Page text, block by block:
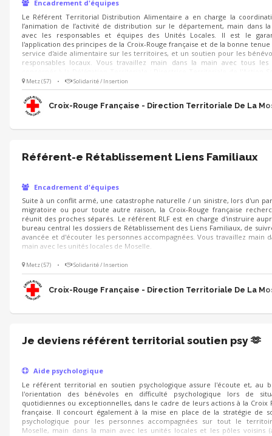
Encadrement d'équipes
Le Référent Territorial Distribution Alimentaire a en charge la
l’animation de l’activité de distribution sur le département, main dans
avec les responsables et équipes des Unités Locales. Il est le
l'application des principes de la Croix-Rouge française et de la bonne
service d'aide alimentaire sur les territoires, et un soutien pour les
responsables locaux. Vous travaillez main dans la main avec tous les
Référente Territoriale de l'Aide alimentaire, ... Organisation, autonomie
de l'humain sont de la partie 🫶
Metz (57) • Solidarité / Insertion
Croix-Rouge Française - Direction Territoriale De La
Référent-e Rétablissement Liens Familiaux
Encadrement d'équipes
Suite à un conflit armé, une catastrophe naturelle / un sinistre, lors d'un
migratoire ou pour toute autre raison, la Croix-Rouge française
réunit des proches séparés. Le référent RLF est en charge d'instruire
bureau central les dossiers de Rétablissement des Liens Familiaux, de
avancée et d'écouter les personnes accompagnées. Vous travaillez main
main avec les unités locales de Moselle.
Metz (57) • Solidarité / Insertion
Croix-Rouge Française - Direction Territoriale De La
Je deviens référent territorial soutien psy 🫶
Aide psychologique
Le référent territorial en soutien psychologique assure l'écoute et, au
l'orientation des bénévoles en difficulté psychologique lors de
quotidiennes ou exceptionnelles, dans le cadre de leurs actions à la Croix
française. Il concourt également à la mise en place de la stratégie de
psychologique pour les personnes accompagnées sur tout le
Moselle, main dans la main avec les unités locales et les pôles voisins